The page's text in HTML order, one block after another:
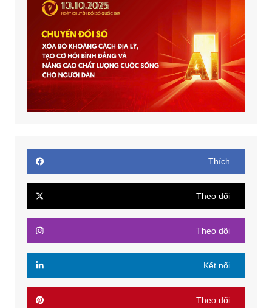
Thích
Theo dõi
Theo dõi
Kết nối
Theo dõi